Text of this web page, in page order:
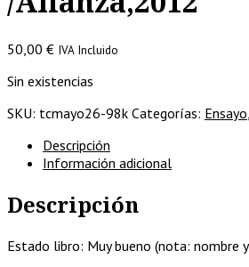
50,00 € IVA Incluido
Sin existencias
SKU: tcmayo26-98k Categorías: Ensayo
Descripción
Información adicional
Descripción
Estado libro: Muy bueno (nota: nombre